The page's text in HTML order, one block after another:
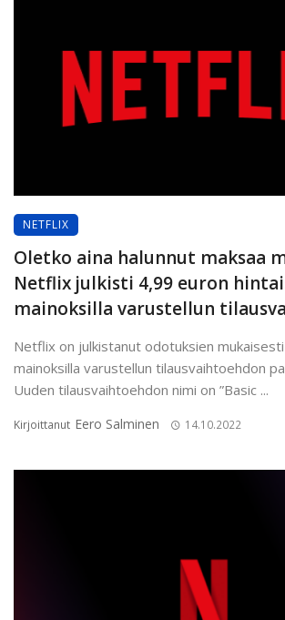
NETFLIX
Oletko aina halunnut maksaa
Netflix julkisti 4,99 euron
mainoksilla varustellun
Netflix on julkistanut odotuksien
mainoksilla varustellun tilausvaihtoehdon
Uuden tilausvaihtoehdon nimi on ”Basic ...
Kirjoittanut Eero Salminen 14.10.2022